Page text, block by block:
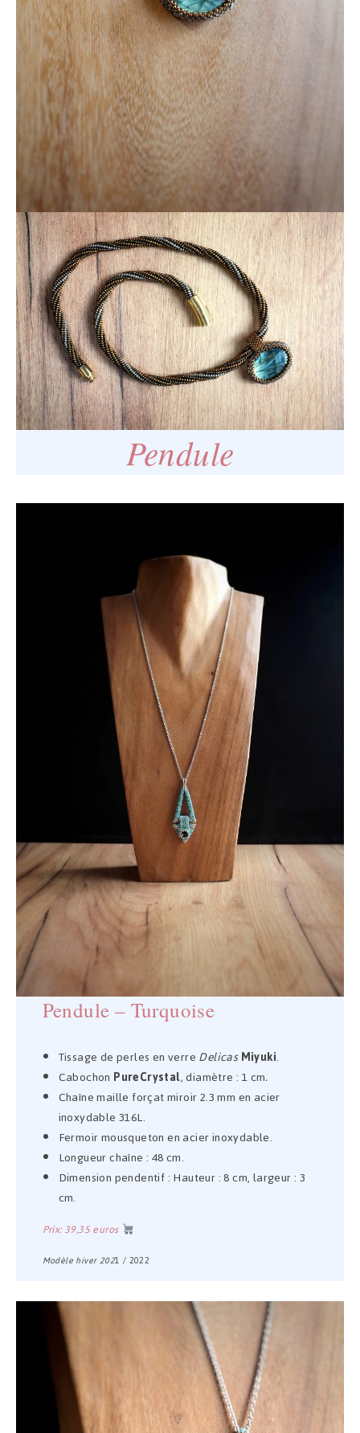
Pendule
Pendule – Turquoise
Tissage de perles en verreDelicasMiyuki.
Cabochon PureCrystal,diamètre : 1 cm.
Chaîne maille forçat miroir 2.3 mm en acier
inoxydable 316L.
Fermoir mousqueton en acier inoxydable.
Longueur chaîne : 48 cm.
Dimension pendentif : Hauteur : 8 cm, largeur : 3
cm.
Prix: 39,35 euros
Modèle hiver 2021 / 2022